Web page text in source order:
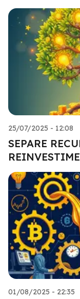
25/07/2025 - 12:08
SEPARE
01/08/2025 - 22:35